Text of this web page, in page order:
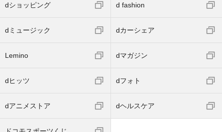
dショッピング d fashion
dミュージック dカーシェア
Lemino dマガジン
dヒッツ dフォト
dアニメストア dヘルスケア